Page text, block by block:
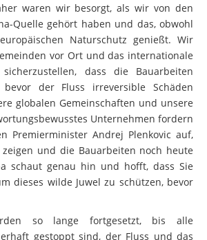
waren wir besorgt, als wir von den
Quelle gehört haben und das, obwohl
Naturschutz genießt. Wir
vor Ort und das internationale
dass die Bauarbeiten
bevor der Fluss irreversible Schäden
globalen Gemeinschaften und unsere
Unternehmen fordern
Premierminister Andrej Plenkovic auf,
zeigen und die Bauarbeiten noch heute
schaut genau hin und hofft, dass Sie
dieses wilde Juwel zu schützen, bevor
so lange fortgesetzt, bis alle
gestoppt sind, der Fluss und das